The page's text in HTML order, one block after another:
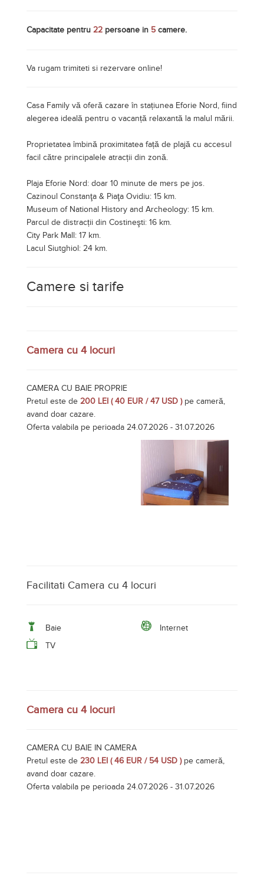
Capacitate pentru 22 persoane in 5 camere.
Va rugam trimiteti si rezervare online!
Casa Family vă oferă cazare în stațiunea Eforie Nord, fiind
alegerea ideală pentru o vacanță relaxantă la malul mării.
Proprietatea îmbină proximitatea față de plajă cu accesul
facil către principalele atracții din zonă.
Plaja Eforie Nord: doar 10 minute de mers pe jos.
Cazinoul Constanţa & Piaţa Ovidiu: 15 km.
Museum of National History and Archeology: 15 km.
Parcul de distracții din Costineşti: 16 km.
City Park Mall: 17 km.
Lacul Siutghiol: 24 km.
Camere si tarife
Camera cu 4 locuri
CAMERA CU BAIE PROPRIE
Pretul este de 200 LEI ( 40 EUR / 47 USD )pe cameră,
avand doar cazare.
Oferta valabila pe perioada 24.07.2026 - 31.07.2026
Facilitati Camera cu 4 locuri
Baie
Internet
TV
Camera cu 4 locuri
CAMERA CU BAIE IN CAMERA
Pretul este de 230 LEI ( 46 EUR / 54 USD )pe cameră,
avand doar cazare.
Oferta valabila pe perioada 24.07.2026 - 31.07.2026